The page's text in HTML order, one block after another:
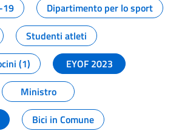
19
Dipartimento per lo sport
Studenti atleti
(1)
EYOF 2023
Ministro
Bici in Comune